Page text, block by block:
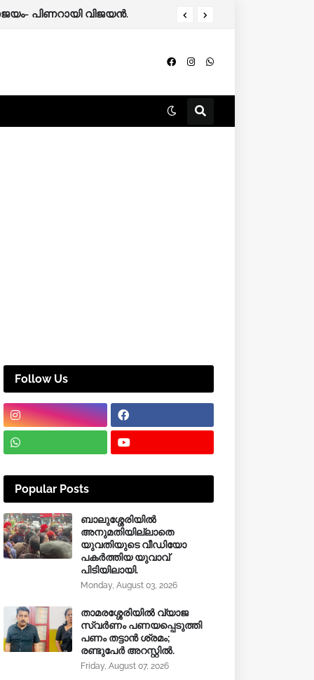
പിണറായി വിജയൻ.
Follow Us
Popular Posts
ബാലുശ്ശേരിയിൽ
അനുമതിയില്ലാതെ
യുവതിയുടെ വീഡിയോ
പകർത്തിയ യുവാവ്
പിടിയിലായി.
Monday, August 03, 2026
താമരശ്ശേരിയിൽ വ്യാജ
സ്വർണം പണയപ്പെടുത്തി
പണം തട്ടാൻ ശ്രമം;
രണ്ടുപേർ അറസ്റ്റിൽ.
Friday, August 07, 2026